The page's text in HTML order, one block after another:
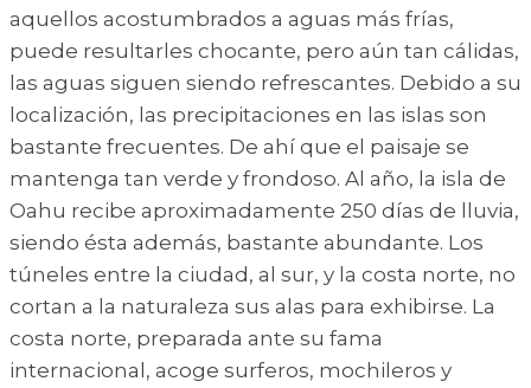
aquellos acostumbrados a aguas más frías,
puede resultarles chocante, pero aún tan cálidas,
las aguas siguen siendo refrescantes. Debido a su
localización, las precipitaciones en las islas son
bastante frecuentes. De ahí que el paisaje se
mantenga tan verde y frondoso. Al año, la isla de
Oahu recibe aproximadamente 250 días de lluvia,
siendo ésta además, bastante abundante. Los
túneles entre la ciudad, al sur, y la costa norte, no
cortan a la naturaleza sus alas para exhibirse. La
costa norte, preparada ante su fama
internacional, acoge surferos, mochileros y